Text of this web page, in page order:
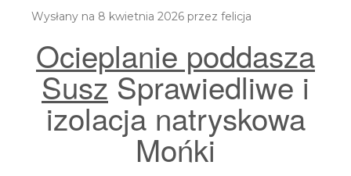
Wysłany na 8 kwietnia 2026 przez felicja
Ocieplanie poddasza
SuszSprawiedliwe i
izolacja natryskowa
Mońki